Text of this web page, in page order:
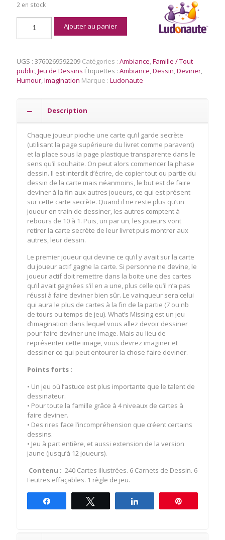
2 en stock
What's
?
Version
Violette
Ajouter au panier
UGS : 3760269592209 Catégories : Ambiance,Famille / Tout
public,Jeu de Dessins Étiquettes : Ambiance,Dessin,Deviner,
Humour,Imagination Marque : Ludonaute
Description
Chaque joueur pioche une carte qu’il garde secrète
(utilisant la page supérieure du livret comme paravent)
et la place sous la page plastique transparente dans le
sens qu’il souhaite. On peut alors commencer la phase
dessin. Il est interdit d’écrire, de copier tout ou partie du
dessin de la carte mais néanmoins, le but est de faire
deviner à la fin aux autres joueurs, ce qui est présent
sur cette carte secrète. Quand il ne reste plus qu’un
joueur en train de dessiner, les autres comptent à
rebours de 10 à 1. Puis, un par un, les joueurs vont
retirer la carte secrète de leur livret puis montrer aux
autres, leur dessin.
Le premier joueur qui devine ce qu’il y avait sur la carte
du joueur actif gagne la carte. Si personne ne devine, le
joueur actif doit remettre dans la boite une des cartes
qu’il avait gagnées s’il en a une, plus celle qu’il n’a pas
réussi à faire deviner bien sûr. Le vainqueur sera celui
qui aura le plus de cartes à la fin de la partie (7 ou nb
de tours ou temps de jeu). What’s Missing est un jeu
d’imagination dans lequel vous allez devoir dessiner
pour faire deviner une image. Mais au lieu de
représenter cette image, vous devrez imaginer et
dessiner ce qui peut entourer la chose faire deviner.
Points forts :
• Un jeu où l’astuce est plus importante que le talent de
dessinateur.
• Pour toute la famille grâce à 4 niveaux de cartes à
faire deviner.
• Des rires face l’incompréhension que créent certains
dessins.
• Jeu à part entière, et aussi extension de la version
jaune (jusqu’à 12 joueurs).
Contenu : 240 Cartes illustrées. 6 Carnets de Dessin. 6
Feutres effaçables. 1 règle de jeu.